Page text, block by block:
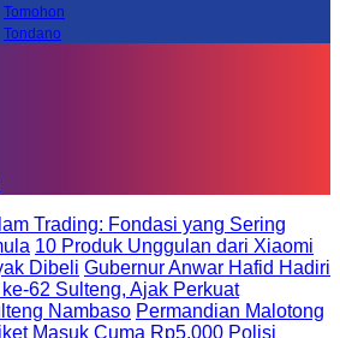
Tomohon
Tondano
Trading: Fondasi yang Sering
10 Produk Unggulan dari Xiaomi
Dibeli Gubernur Anwar Hafid Hadiri
62 Sulteng, Ajak Perkuat
Nambaso Permandian Malotong
Masuk Cuma Rp5.000 Polisi